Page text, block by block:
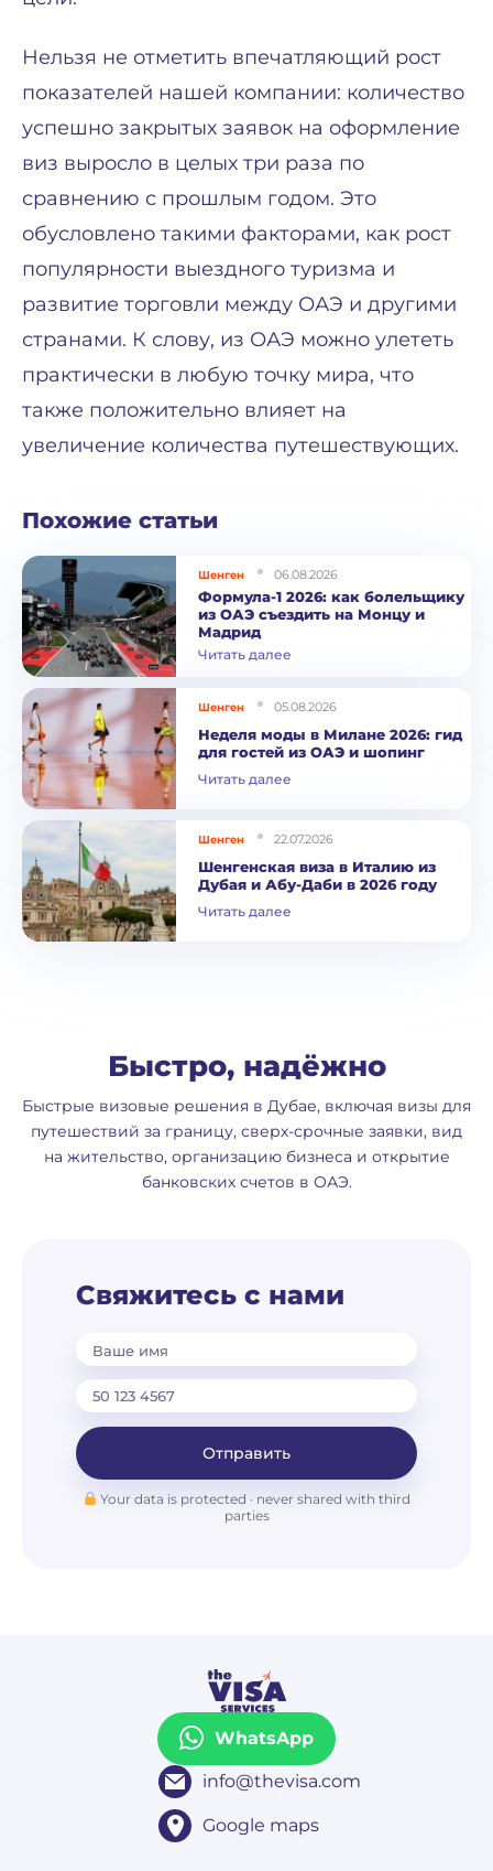
Нельзя не отметить впечатляющий рост
показателей нашей компании: количество
успешно закрытых заявок на оформление
виз выросло в целых три раза по
сравнению с прошлым годом. Это
обусловлено такими факторами, как рост
популярности выездного туризма и
развитие торговли между ОАЭ и другими
странами. К слову, из ОАЭ можно улететь
практически в любую точку мира, что
также положительно влияет на
увеличение количества путешествующих.
Похожие статьи
Шенген 06.08.2026
Формула-1 2026: как болельщику
из ОАЭ съездить на Монцу и
Мадрид
Читать далее
Шенген 05.08.2026
Неделя моды в Милане 2026: гид
для гостей из ОАЭ и шопинг
Читать далее
Шенген 22.07.2026
Шенгенская виза в Италию из
Дубая и Абу-Даби в 2026 году
Читать далее
Быстро, надёжно
Быстрые визовые решения в Дубае, включая визы для
путешествий за границу, сверх-срочные заявки, вид
на жительство, организацию бизнеса и открытие
банковских счетов в ОАЭ.
Свяжитесь с нами
Ваше имя
Отправить
Your data is protected · never shared with third
parties
WhatsApp
info@thevisa.com
Google maps